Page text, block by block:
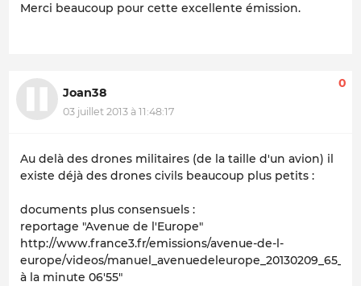
Merci beaucoup pour cette excellente émission.
Joan38
03 juillet 2013 à 11:48:17
0
Au delà des drones militaires (de la taille d'un avion) il
existe déjà des drones civils beaucoup plus petits :
documents plus consensuels :
reportage "Avenue de l'Europe"
http://www.france3.fr/emissions/avenue-de-l-
europe/videos/
à la minute 06'55"